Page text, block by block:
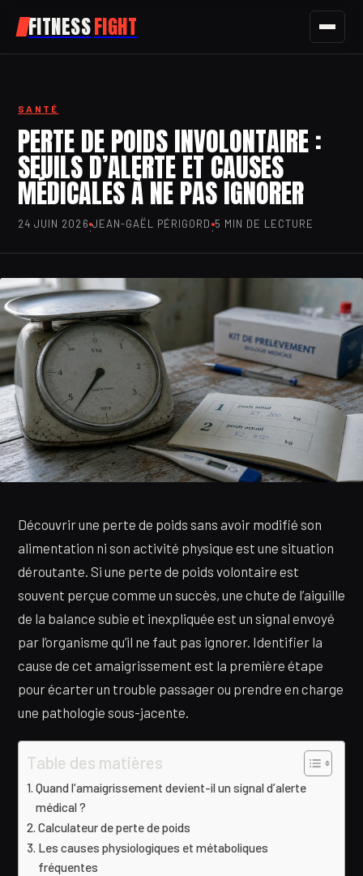
FITNESSFIGHT
SPORT
NUTRITION
SANTÉ
SANTÉ
PERTE DE POIDS INVOLONTAIRE :
SEUILS D’ALERTE ET CAUSES
MÉDICALES À NE PAS IGNORER
24 JUIN 2026·JEAN-GAËL PÉRIGORD·5 MIN DE LECTURE
Découvrir une perte de poids sans avoir modifié son
alimentation ni son activité physique est une situation
déroutante. Si une perte de poids volontaire est
souvent perçue comme un succès, une chute de l’aiguille
de la balance subie et inexpliquée est un signal envoyé
par l’organisme qu’il ne faut pas ignorer. Identifier la
cause de cet amaigrissement est la première étape
pour écarter un trouble passager ou prendre en charge
une pathologie sous-jacente.
Table des matières
Quand l’amaigrissement devient-il un signal d’alerte
médical ?
Calculateur de perte de poids
Les causes physiologiques et métaboliques
fréquentes